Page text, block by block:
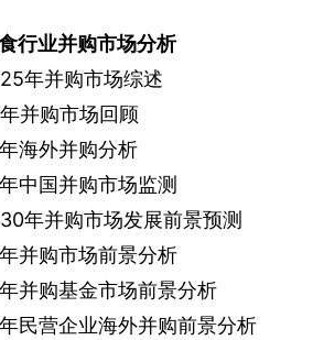
行业并购市场分析
年并购市场综述
年并购市场回顾
年海外并购分析
年中国并购市场监测
年并购市场发展前景预测
年并购市场前景分析
年并购基金市场前景分析
年民营企业海外并购前景分析